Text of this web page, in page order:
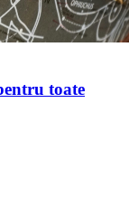
toate